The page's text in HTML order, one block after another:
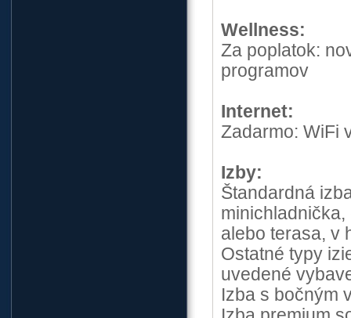
Wellness:
Za poplatok:
programov
Internet:
Zadarmo: WiFi
Izby:
Štandardná
alebo terasa, v
Ostatné typy
uvedené
Izba s bočným